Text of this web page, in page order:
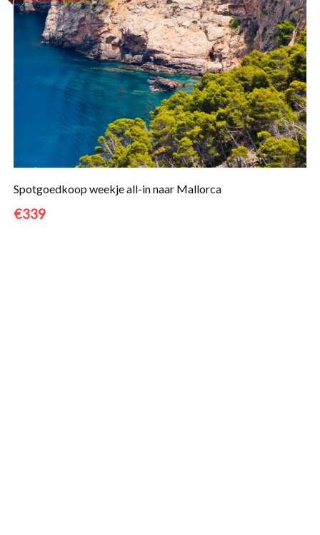
Spotgoedkoop weekje all-in naar Mallorca
€339